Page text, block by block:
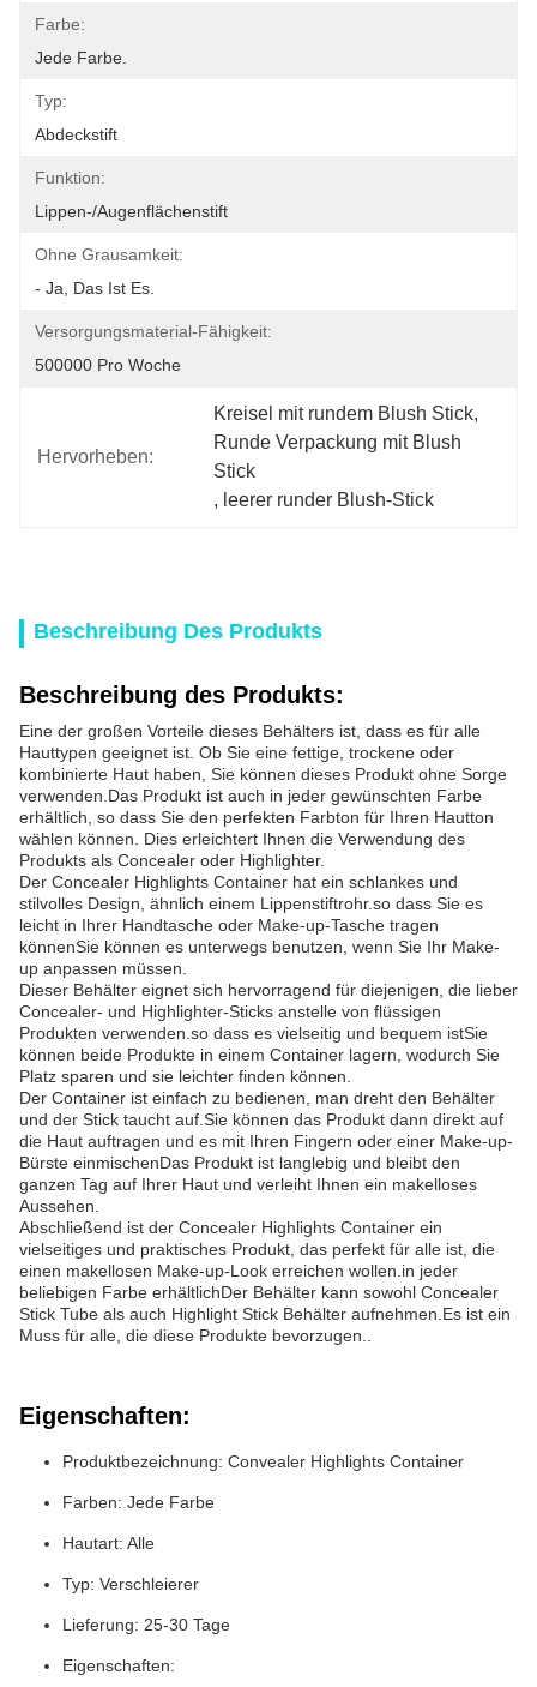
Farbe:
Jede Farbe.
Typ:
Abdeckstift
Funktion:
Lippen-/Augenflächenstift
Ohne Grausamkeit:
- Ja, Das Ist Es.
Versorgungsmaterial-Fähigkeit:
500000 Pro Woche
Hervorheben:
Kreisel mit rundem Blush Stick,
Runde Verpackung mit Blush
Stick
, leerer runder Blush-Stick
Beschreibung Des Produkts
Beschreibung des Produkts:
Eine der großen Vorteile dieses Behälters ist, dass es für alle
Hauttypen geeignet ist. Ob Sie eine fettige, trockene oder
kombinierte Haut haben, Sie können dieses Produkt ohne Sorge
verwenden.Das Produkt ist auch in jeder gewünschten Farbe
erhältlich, so dass Sie den perfekten Farbton für Ihren Hautton
wählen können. Dies erleichtert Ihnen die Verwendung des
Produkts als Concealer oder Highlighter.
Der Concealer Highlights Container hat ein schlankes und
stilvolles Design, ähnlich einem Lippenstiftrohr.so dass Sie es
leicht in Ihrer Handtasche oder Make-up-Tasche tragen
könnenSie können es unterwegs benutzen, wenn Sie Ihr Make-
up anpassen müssen.
Dieser Behälter eignet sich hervorragend für diejenigen, die lieber
Concealer- und Highlighter-Sticks anstelle von flüssigen
Produkten verwenden.so dass es vielseitig und bequem istSie
können beide Produkte in einem Container lagern, wodurch Sie
Platz sparen und sie leichter finden können.
Der Container ist einfach zu bedienen, man dreht den Behälter
und der Stick taucht auf.Sie können das Produkt dann direkt auf
die Haut auftragen und es mit Ihren Fingern oder einer Make-up-
Bürste einmischenDas Produkt ist langlebig und bleibt den
ganzen Tag auf Ihrer Haut und verleiht Ihnen ein makelloses
Aussehen.
Abschließend ist der Concealer Highlights Container ein
vielseitiges und praktisches Produkt, das perfekt für alle ist, die
einen makellosen Make-up-Look erreichen wollen.in jeder
beliebigen Farbe erhältlichDer Behälter kann sowohl Concealer
Stick Tube als auch Highlight Stick Behälter aufnehmen.Es ist ein
Muss für alle, die diese Produkte bevorzugen..
Eigenschaften:
Produktbezeichnung: Convealer Highlights Container
Farben: Jede Farbe
Hautart: Alle
Typ: Verschleierer
Lieferung: 25-30 Tage
Eigenschaften: